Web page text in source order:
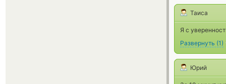
Таиса
Я с
Развернуть (1)
Юрий